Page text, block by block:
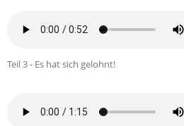
Teil 3 - Es hat sich gelohnt!